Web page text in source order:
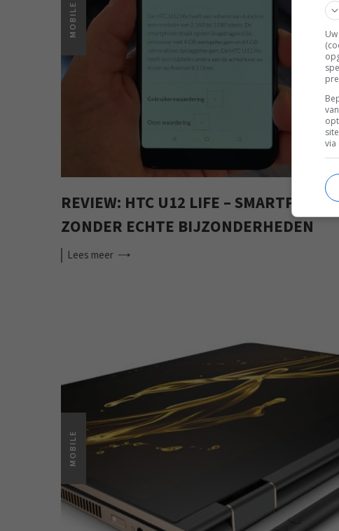
MOBILE
REVIEW: HTC U12 LIFE – SMARTPHONE
ZONDER ECHTE BIJZONDERHEDEN
Lees meer
MOBILE
via